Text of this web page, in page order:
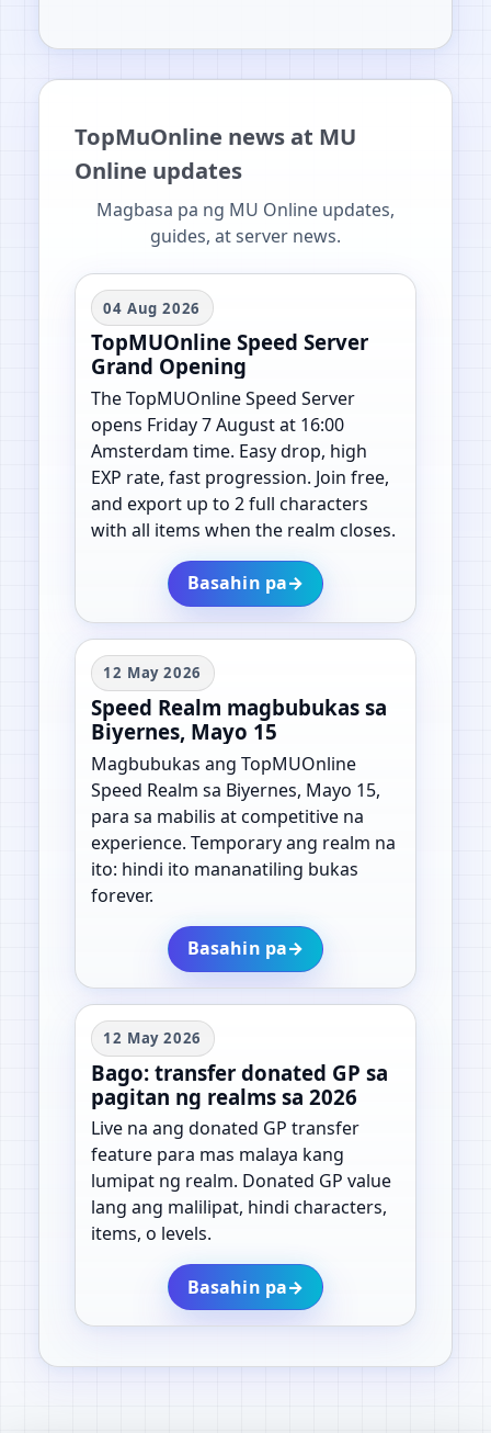
TopMuOnline news at MU
Online updates
Magbasa pa ng MU Online updates,
guides, at server news.
04 Aug 2026
TopMUOnline Speed Server
Grand Opening
The TopMUOnline Speed Server
opens Friday 7 August at 16:00
Amsterdam time. Easy drop, high
EXP rate, fast progression. Join free,
and export up to 2 full characters
with all items when the realm closes.
Basahin pa→
12 May 2026
Speed Realm magbubukas sa
Biyernes, Mayo 15
Magbubukas ang TopMUOnline
Speed Realm sa Biyernes, Mayo 15,
para sa mabilis at competitive na
experience. Temporary ang realm na
ito: hindi ito mananatiling bukas
forever.
Basahin pa→
12 May 2026
Bago: transfer donated GP sa
pagitan ng realms sa 2026
Live na ang donated GP transfer
feature para mas malaya kang
lumipat ng realm. Donated GP value
lang ang malilipat, hindi characters,
items, o levels.
Basahin pa→